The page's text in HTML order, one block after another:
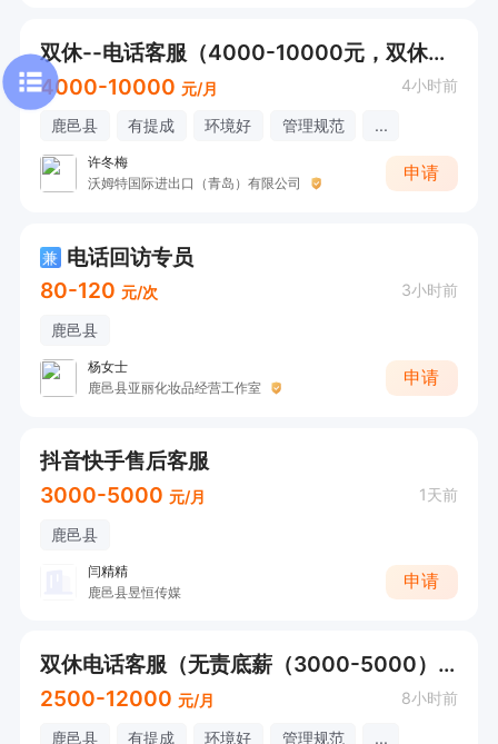
双休--电话客服（4000-10000元，双休+不耽误接送小孩，下午五点30下班）
4000-10000 元/月 4小时前
鹿邑县 有提成 环境好 管理规范 ...
许冬梅
沃姆特国际进出口（青岛）有限公司
申请
兼 电话回访专员
80-120 元/次 3小时前
鹿邑县
杨女士
鹿邑县亚丽化妆品经营工作室
申请
抖音快手售后客服
3000-5000 元/月 1天前
鹿邑县
闫精精
鹿邑县昱恒传媒
申请
双休电话客服（无责底薪（3000-5000）+提成+五险一金）
2500-12000 元/月 8小时前
鹿邑县 有提成 环境好 管理规范 ...